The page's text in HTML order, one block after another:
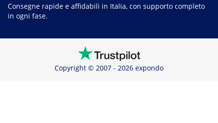
Consegne rapide e affidabili in Italia, con supporto completo
in ogni fase.
Copyright © 2007 - 2026 expondo